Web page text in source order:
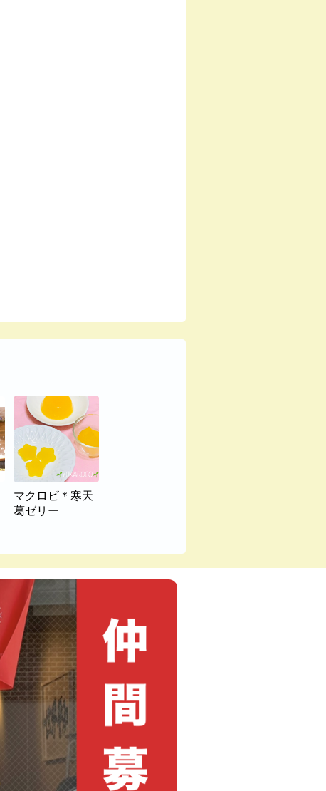
マクロビ＊寒天
葛ゼリー